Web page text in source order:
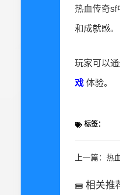
热血传奇sf
和成就感。
玩家可以
戏 体验。
标签：
上一篇： 热血
相关推